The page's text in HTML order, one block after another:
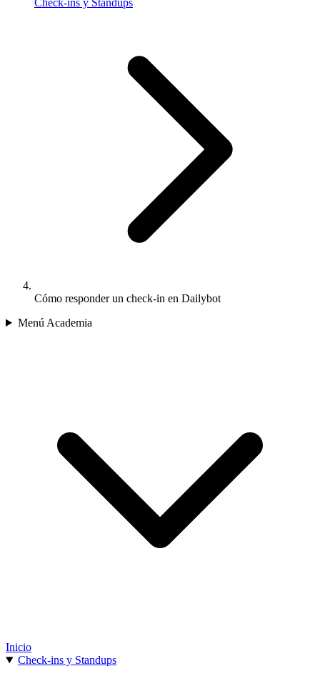
Check-ins y Standups
Cómo responder un check-in en Dailybot
Menú Academia
Inicio
Check-ins y Standups